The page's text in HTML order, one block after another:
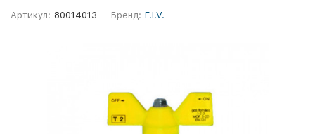
Артикул: 80014013 Бренд: F.I.V.